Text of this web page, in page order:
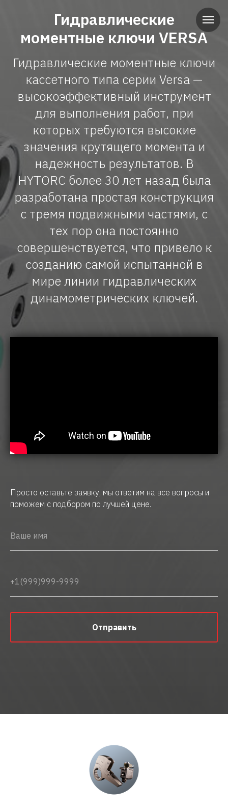
Гидравлические
моментные ключи VERSA
Гидравлические моментные ключи
кассетного типа серии Versa —
высокоэффективный инструмент
для выполнения работ, при
которых требуются высокие
значения крутящего момента и
надежность результатов. В
HYTORC более 30 лет назад была
разработана простая конструкция
с тремя подвижными частями, с
тех пор она постоянно
совершенствуется, что привело к
созданию самой испытанной в
мире линии гидравлических
динамометрических ключей.
Просто оставьте заявку, мы ответим на все вопросы и
поможем с подбором по лучшей цене.
Отправить